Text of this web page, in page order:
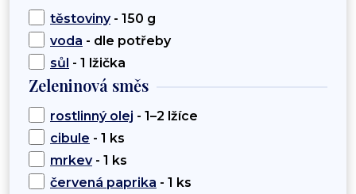
těstoviny- 150 g
voda - dle potřeby
sůl - 1 lžička
Zeleninová směs
rostlinný olej - 1–2 lžíce
cibule - 1 ks
mrkev- 1 ks
červená paprika - 1 ks